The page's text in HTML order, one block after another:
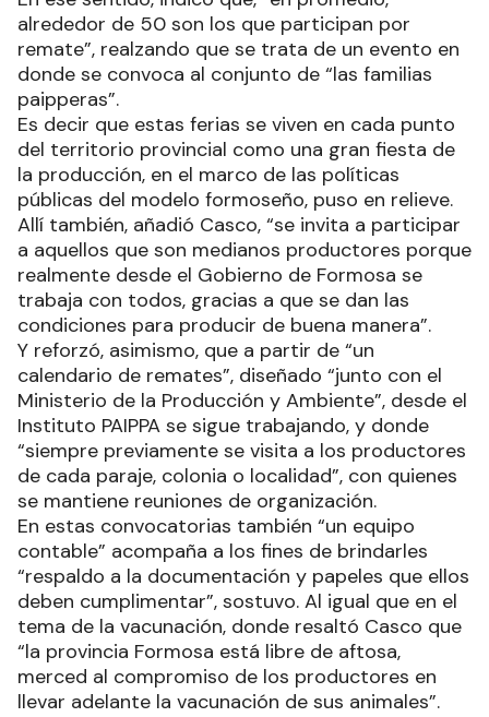
alrededor de 50 son los que participan por
remate”, realzando que se trata de un evento en
donde se convoca al conjunto de “las familias
paipperas”.
Es decir que estas ferias se viven en cada punto
del territorio provincial como una gran fiesta de
la producción, en el marco de las políticas
públicas del modelo formoseño, puso en relieve.
Allí también, añadió Casco, “se invita a participar
a aquellos que son medianos productores porque
realmente desde el Gobierno de Formosa se
trabaja con todos, gracias a que se dan las
condiciones para producir de buena manera”.
Y reforzó, asimismo, que a partir de “un
calendario de remates”, diseñado “junto con el
Ministerio de la Producción y Ambiente”, desde el
Instituto PAIPPA se sigue trabajando, y donde
“siempre previamente se visita a los productores
de cada paraje, colonia o localidad”, con quienes
se mantiene reuniones de organización.
En estas convocatorias también “un equipo
contable” acompaña a los fines de brindarles
“respaldo a la documentación y papeles que ellos
deben cumplimentar”, sostuvo. Al igual que en el
tema de la vacunación, donde resaltó Casco que
“la provincia Formosa está libre de aftosa,
merced al compromiso de los productores en
llevar adelante la vacunación de sus animales”.